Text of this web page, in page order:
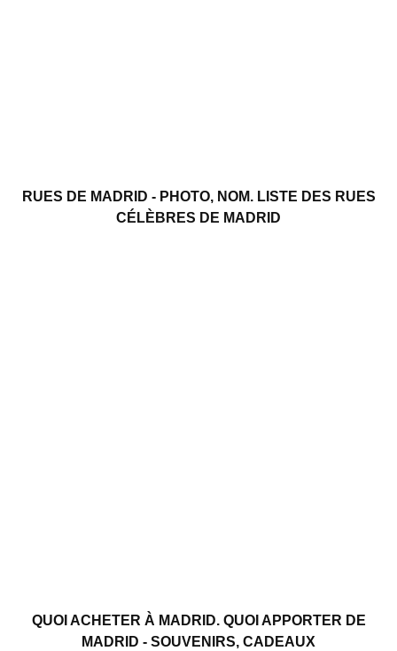
RUES DE MADRID - PHOTO, NOM. LISTE DES RUES
CÉLÈBRES DE MADRID
QUOI ACHETER À MADRID. QUOI APPORTER DE
MADRID - SOUVENIRS, CADEAUX